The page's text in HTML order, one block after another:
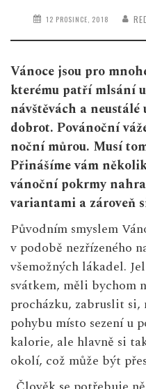
12 PROSINCE, 2018
Vánoce jsou pro
kterému patří mlsání
návštěvách a
dobrot. Povánoční
noční můrou. Musí
Přinášíme vám
vánoční pokrmy
variantami a zároveň
Původním smyslem
v podobě nezřízeného
všemožných lákadel.
svátkem, měli bychom
procházku, zabruslit
pohybu místo sezení u
kalorie, ale hlavně si
okolí, což může být